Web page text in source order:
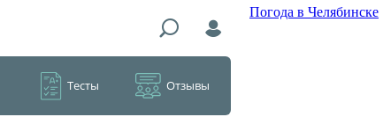
Погода в Челябинске
Тесты Отзывы